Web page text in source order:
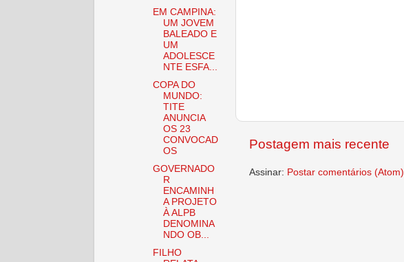
Postagem mais recente
Assinar: Postar comentários (Atom)
EM CAMPINA:
UM JOVEM
BALEADO E
UM
ADOLESCE
NTE ESFA...
COPA DO
MUNDO:
TITE
ANUNCIA
OS 23
CONVOCAD
OS
GOVERNADO
R
ENCAMINH
A PROJETO
À ALPB
DENOMINA
NDO OB...
FILHO